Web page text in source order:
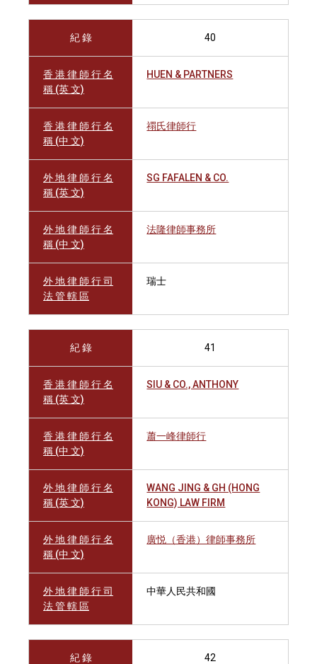
紀 錄 40
香 港 律 師 行 名
稱 (英 文)
HUEN & PARTNERS
香 港 律 師 行 名
稱 (中 文)
禤氏律師行
外 地 律 師 行 名
稱 (英 文)
SG FAFALEN & CO.
外 地 律 師 行 名
稱 (中 文)
法隆律師事務所
外 地 律 師 行 司
法 管 轄 區
瑞士
紀 錄 41
香 港 律 師 行 名
稱 (英 文)
SIU & CO., ANTHONY
香 港 律 師 行 名
稱 (中 文)
蕭一峰律師行
外 地 律 師 行 名
稱 (英 文)
WANG JING & GH (HONG
KONG) LAW FIRM
外 地 律 師 行 名
稱 (中 文)
廣悦（香港）律師事務所
外 地 律 師 行 司
法 管 轄 區
中華人民共和國
紀 錄 42